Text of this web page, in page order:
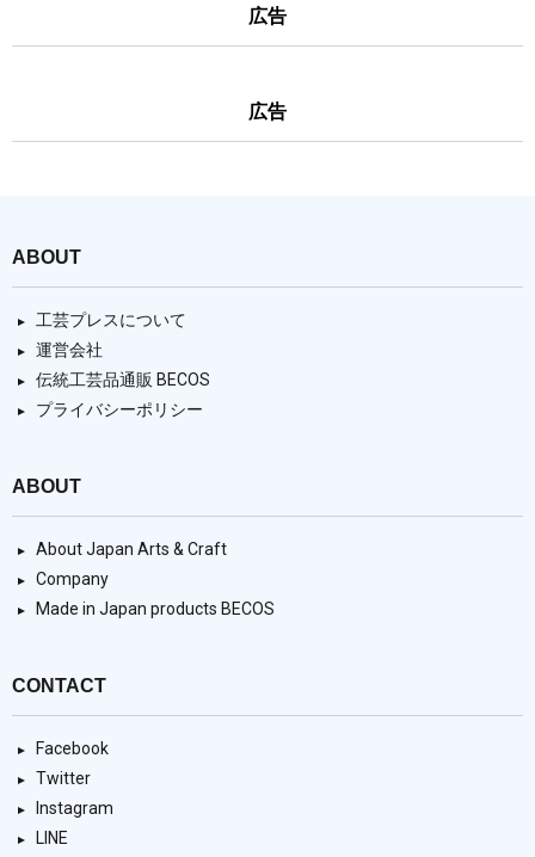
広告
広告
ABOUT
工芸プレスについて
運営会社
伝統工芸品通販 BECOS
プライバシーポリシー
ABOUT
About Japan Arts & Craft
Company
Made in Japan products BECOS
CONTACT
Facebook
Twitter
Instagram
LINE